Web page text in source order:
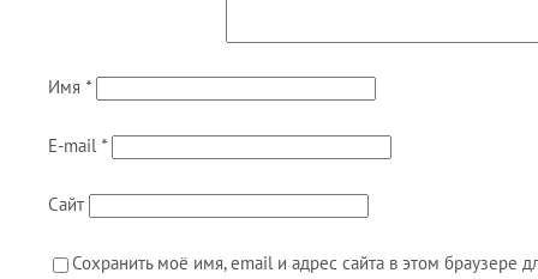
Имя *
E-mail *
Сайт
Сохранить моё имя, email и адрес сайта в этом браузере